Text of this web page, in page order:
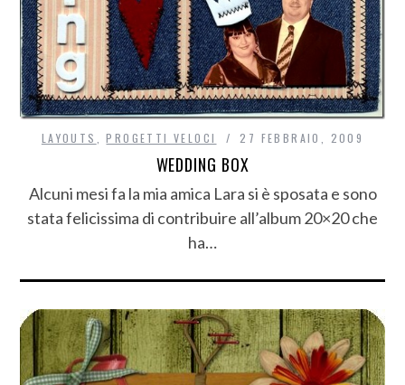
LAYOUTS ,PROGETTI VELOCI 27 FEBBRAIO, 2009
WEDDING BOX
Alcuni mesi fa la mia amica Lara si è sposata e sono
stata felicissima di contribuire all’album 20×20 che
ha…